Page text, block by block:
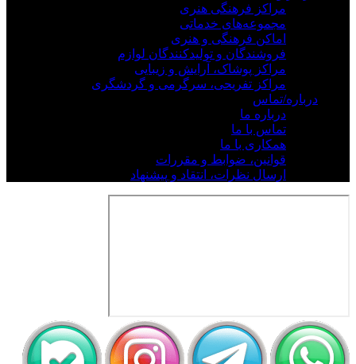
مراکز فرهنگی هنری
مجموعه‌های خدماتی
اماکن فرهنگی و هنری
فروشندگان و تولیدکنندگان لوازم
مراکز پوشاک، آرایش و زیبایی
مراکز تفریحی، سرگرمی و گردشگری
درباره/تماس
درباره ما
تماس با ما
همکاری با ما
قوانین، ضوابط و مقررات
ارسال نظرات، انتقاد و پیشنهاد